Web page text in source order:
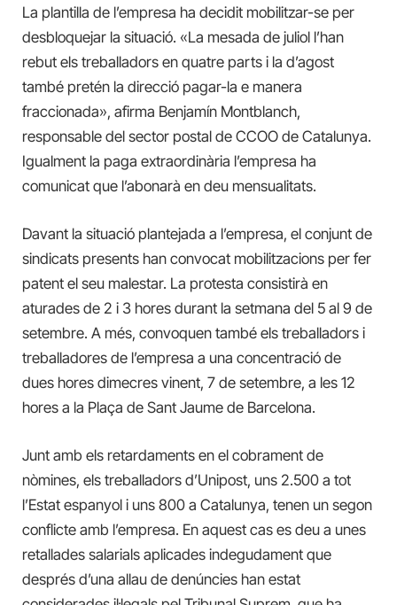
La plantilla de l’empresa ha decidit mobilitzar-se per
desbloquejar la situació. «La mesada de juliol l’han
rebut els treballadors en quatre parts i la d’agost
també pretén la direcció pagar-la e manera
fraccionada», afirma Benjamín Montblanch,
responsable del sector postal de CCOO de Catalunya.
Igualment la paga extraordinària l’empresa ha
comunicat que l’abonarà en deu mensualitats.
Davant la situació plantejada a l’empresa, el conjunt de
sindicats presents han convocat mobilitzacions per fer
patent el seu malestar. La protesta consistirà en
aturades de 2 i 3 hores durant la setmana del 5 al 9 de
setembre. A més, convoquen també els treballadors i
treballadores de l’empresa a una concentració de
dues hores dimecres vinent, 7 de setembre, a les 12
hores a la Plaça de Sant Jaume de Barcelona.
Junt amb els retardaments en el cobrament de
nòmines, els treballadors d’Unipost, uns 2.500 a tot
l’Estat espanyol i uns 800 a Catalunya, tenen un segon
conflicte amb l’empresa. En aquest cas es deu a unes
retallades salarials aplicades indegudament que
després d’una allau de denúncies han estat